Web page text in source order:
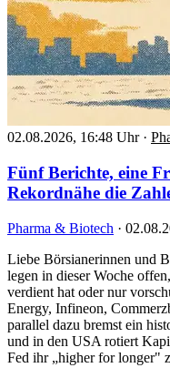
02.08.2026, 16:48 Uhr ·
Fünf Berichte, eine
Rekordnähe die
Pharma & Biotech ·
Liebe Börsianerinnen und
legen in dieser Woche
verdient hat oder nur
Energy, Infineon,
parallel dazu bremst ein
und in den USA rotiert
Fed ihr „higher for longer"